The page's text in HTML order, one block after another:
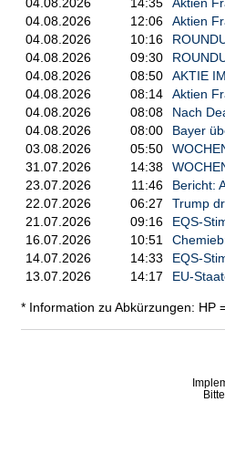
04.08.2026
12:06
Aktien
04.08.2026
10:16
04.08.2026
09:30
04.08.2026
08:50
AKTIE
04.08.2026
08:14
Aktien
04.08.2026
08:08
Nach
04.08.2026
08:00
Bayer
03.08.2026
05:50
31.07.2026
14:38
23.07.2026
11:46
Bericht:
22.07.2026
06:27
Trump
21.07.2026
09:16
EQS-
16.07.2026
10:51
14.07.2026
14:33
EQS-
13.07.2026
14:17 EU-
* Information zu Abkürzungen: HP